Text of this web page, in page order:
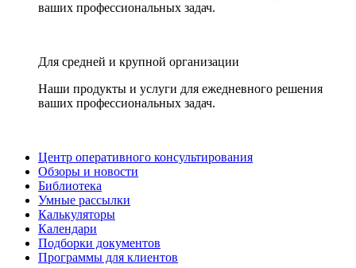
ваших профессиональных задач.
Для средней и крупной организации
Наши продукты и услуги для ежедневного решения
ваших профессиональных задач.
Центр оперативного консультирования
Обзоры и новости
Библиотека
Умные рассылки
Калькуляторы
Календари
Подборки документов
Программы для клиентов